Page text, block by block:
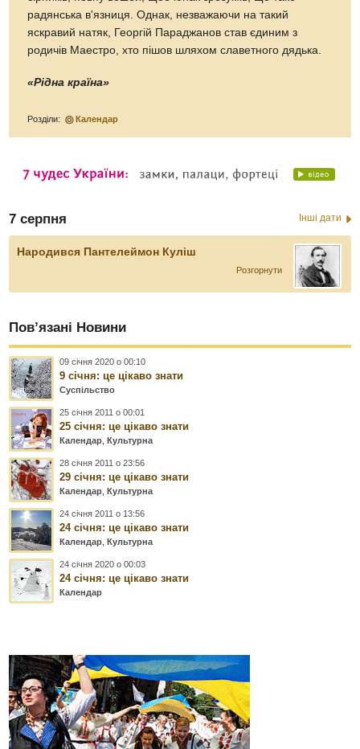
радянська в'язниця. Однак, незважаючи на такий
яскравий натяк, Георгій Параджанов став єдиним з
родичів Маестро, хто пішов шляхом славетного дядька.
«Рідна країна»
Розділи: Календар
7 серпня Інші дати
Народився Пантелеймон Куліш
Розгорнути
Пов’язані Новини
09 січня 2020 о 00:10
9 січня: це цікаво знати
Суспільство
25 січня 2011 о 00:01
25 січня: це цікаво знати
Календар ,Культурна
28 січня 2011 о 23:56
29 січня: це цікаво знати
Календар ,Культурна
24 січня 2011 о 13:56
24 січня: це цікаво знати
Календар ,Культурна
24 січня 2020 о 00:03
24 січня: це цікаво знати
Календар